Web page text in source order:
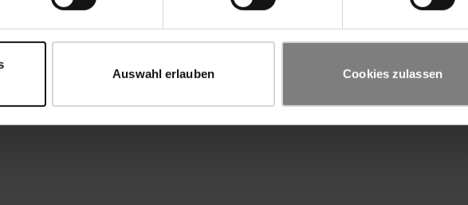
Auswahl erlauben Cookies zulassen